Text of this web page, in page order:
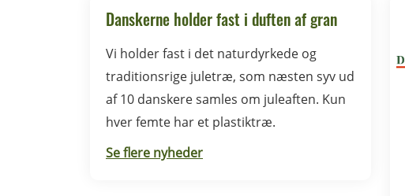
Danskerne holder fast i duften af gran
Vi holder fast i det naturdyrkede og
traditionsrige juletræ, som næsten syv ud
af 10 danskere samles om juleaften. Kun
hver femte har et plastiktræ.
Se flere nyheder